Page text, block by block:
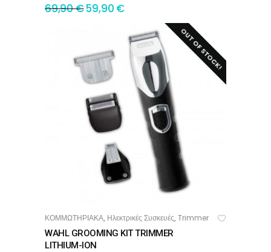
69,90€59,90 €
SALE!
OUT OF STOCK!
ΔΙΑΒΆΣΤΕ ΠΕΡΙΣΣΌΤΕΡΑ
ΚΟΜΜΩΤΗΡΙΑΚΑ, Ηλεκτρικές Συσκευές, Trimmer
WAHL GROOMING KIT TRIMMER
LITHIUM-ION